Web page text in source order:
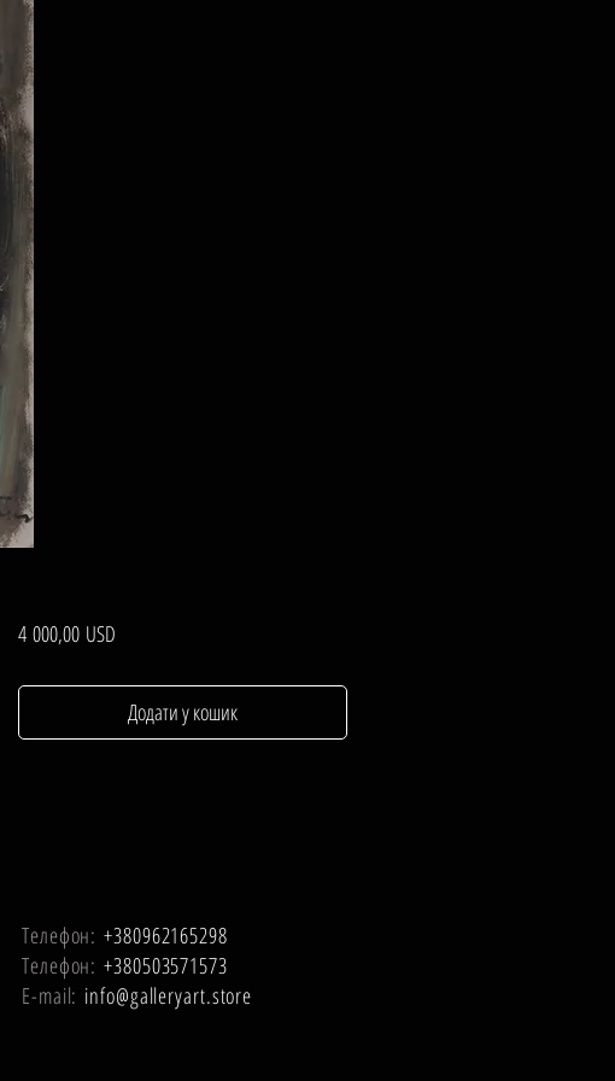
4 000,00 USDЦіна
Додати у кошик
Телефон: +380962165298
Телефон: +380503571573
E-mail: info@galleryart.store